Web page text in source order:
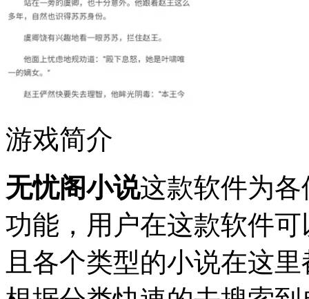
游戏简介
无忧阁小说这款软件为
功能，用户在这款软件
且各个类型的小说在这